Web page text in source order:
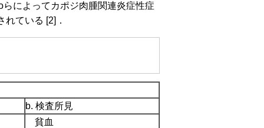
によってカポジ肉腫関連炎症性症
ている [2]．
b. 検査所見
貧血